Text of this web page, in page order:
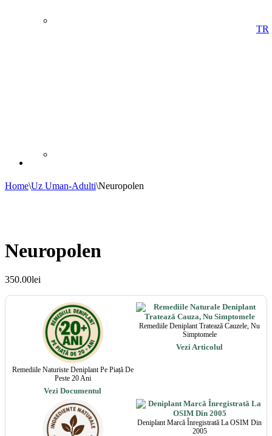
TR
Home\Uz Uman-Adulti\Neuropolen
Neuropolen
350.00lei
Remediile Naturiste Deniplant Pe Piață De
Peste 20 Ani
Vezi Documentul
Remediile Deniplant Tratează Cauzele, Nu
Simptomele
Vezi Articolul
Deniplant Marcă Înregistrată La OSIM Din
2005